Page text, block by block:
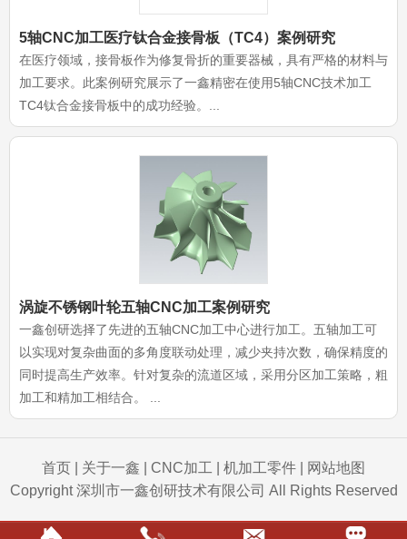
5轴CNC加工医疗钛合金接骨板（TC4）案例研究
在医疗领域，接骨板作为修复骨折的重要器械，具有严格的材料与
加工要求。此案例研究展示了一鑫精密在使用5轴CNC技术加工
TC4钛合金接骨板中的成功经验。...
涡旋不锈钢叶轮五轴CNC加工案例研究
一鑫创研选择了先进的五轴CNC加工中心进行加工。五轴加工可
以实现对复杂曲面的多角度联动处理，减少夹持次数，确保精度的
同时提高生产效率。针对复杂的流道区域，采用分区加工策略，粗
加工和精加工相结合。 ...
首页 关于一鑫 CNC加工 机加工零件
网站地图
Copyright 深圳市一鑫创研技术有限公司 All Rights Reserved